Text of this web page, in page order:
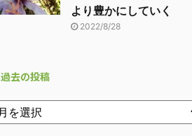
より豊かにしていく
2022/8/28
過去の投稿